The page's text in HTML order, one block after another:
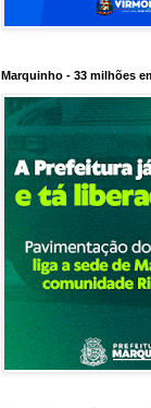
Marquinho - 33 milhões